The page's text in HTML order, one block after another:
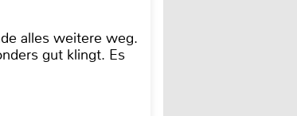
alles weitere weg.
gut klingt. Es